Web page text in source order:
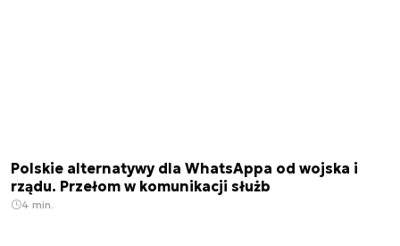
Polskie alternatywy dla WhatsAppa od wojska i
rządu. Przełom w komunikacji służb
4 min.